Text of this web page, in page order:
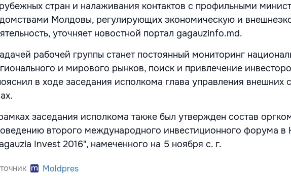
стран и налаживания контактов с профильными
Молдовы, регулирующих экономическую и
уточняет новостной портал gagauzinfo.md.
рабочей группы станет постоянный мониторинг
и мирового рынков, поиск и привлечение
в ходе заседания исполкома глава управления внешних
заседания исполкома также был утвержден состав
второго международного инвестиционного форума в
Invest 2016", намеченного на 5 ноября с. г.
Moldpres